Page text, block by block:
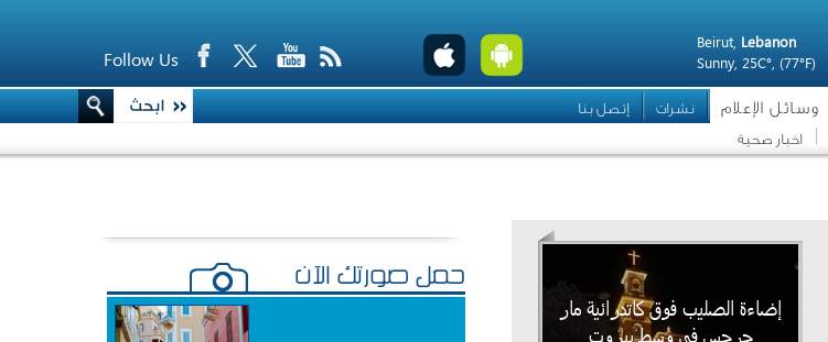
Beirut, Lebanon
Sunny, 25C°, (77°F)
Follow Us
وسائل الإعلام نشرات
إتصل بنا
اخبار صحية
إضاءة الصليب فوق كاتدرائية مار
جرجس في وسط بيروت
حمّل صورتك الآن